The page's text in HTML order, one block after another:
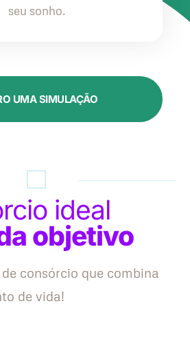
seu sonho.
UMA SIMULAÇÃO
ideal
objetivo
consórcio que combina
de vida!